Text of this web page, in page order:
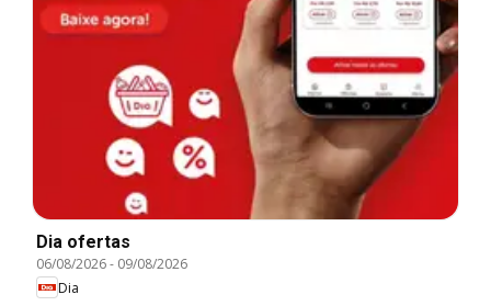
Dia ofertas
06/08/2026- 09/08/2026
Dia